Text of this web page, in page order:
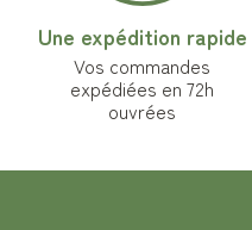
Une expédition rapide
Vos commandes
expédiées en 72h
ouvrées